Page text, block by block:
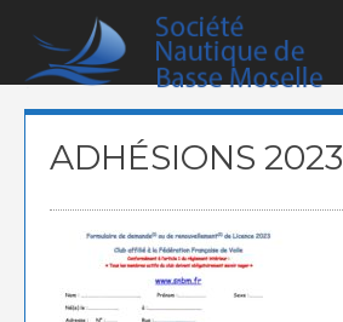
content
ADHÉSIONS 2023